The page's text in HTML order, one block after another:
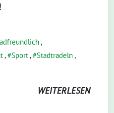
,
, Sport, Stadtradeln,
WEITERLESEN